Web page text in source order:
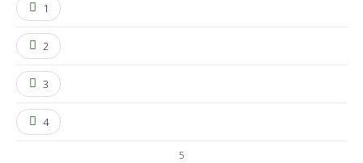
1
2
3
4
5